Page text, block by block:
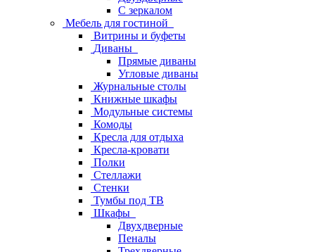
С зеркалом
Мебель для гостиной
Витрины и буфеты
Диваны
Прямые диваны
Угловые диваны
Журнальные столы
Книжные шкафы
Модульные системы
Комоды
Кресла для отдыха
Кресла-кровати
Полки
Стеллажи
Стенки
Тумбы под ТВ
Шкафы
Двухдверные
Пеналы